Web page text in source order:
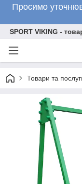
Просимо
SPORT VIKING -
Товари та